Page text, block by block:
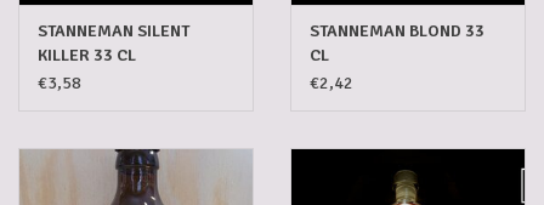
STANNEMAN SILENT
KILLER 33 CL
€3,58
STANNEMAN BLOND 33
CL
€2,42